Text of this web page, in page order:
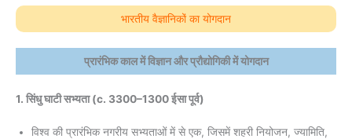
भारतीय वैज्ञानिकों का योगदान
प्रारंभिक काल में विज्ञान और प्रौद्योगिकी में योगदान
1. सिंधु घाटी सभ्यता (c. 3300–1300 ईसा पूर्व)
विश्व की प्रारंभिक नगरीय सभ्यताओं में से एक, जिसमें शहरी नियोजन, ज्यामिति,